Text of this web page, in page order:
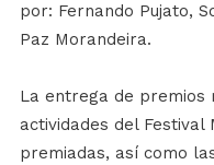
por: Fernando Pujato,
Paz Morandeira.
La entrega de premios
actividades del
premiadas, así como